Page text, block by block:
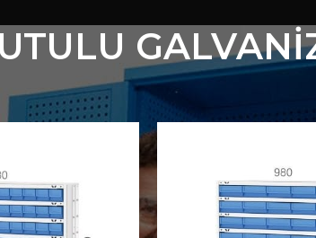
Kutulu Sistemler KANBAN KUTULU